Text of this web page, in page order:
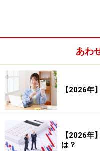
あわ
【2026年
【2026年
は？